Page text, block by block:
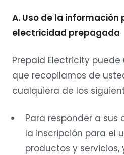
A. Uso de la información
electricidad prepagada
Prepaid Electricity
que recopilamos de
cualquiera de los
Para responder a
la inscripción para el
productos y